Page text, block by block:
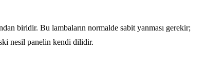
biridir. Bu lambaların normalde sabit yanması gerekir;
nesil panelin kendi dilidir.